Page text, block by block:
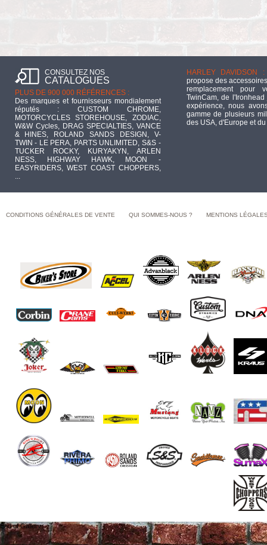
CONSULTEZ NOS
CATALOGUES
PLUS DE 900 000 RÉFÉRENCES :
Des marques et fournisseurs mondialement
réputés : CUSTOM CHROME,
MOTORCYCLES STOREHOUSE, ZODIAC,
W&W Cycles, DRAG SPECIALTIES, VANCE
& HINES, ROLAND SANDS DESIGN, V-
TWIN - LE PERA, PARTS UNLIMITED, S&S -
TUCKER ROCKY, KURYAKYN, ARLEN
NESS, HIGHWAY HAWK, MOON -
EASYRIDERS, WEST COAST CHOPPERS,
HARLEY DAVIDSON :
propose des
remplacement pour
TwinCam, de
expérience, nous
gamme de plusieurs
des USA, d'Europe et
CONDITIONS GÉNÉRALES DE VENTE QUI SOMMES-NOUS ? MENTIONS
End of Gallery